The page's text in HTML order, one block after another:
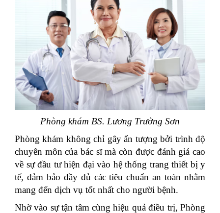
Phòng khám BS. Lương Trường Sơn
Phòng khám không chỉ gây ấn tượng bởi trình độ
chuyên môn của bác sĩ mà còn được đánh giá cao
về sự đầu tư hiện đại vào hệ thống trang thiết bị y
tế, đảm bảo đầy đủ các tiêu chuẩn an toàn nhằm
mang đến dịch vụ tốt nhất cho người bệnh.
Nhờ vào sự tận tâm cùng hiệu quả điều trị, Phòng